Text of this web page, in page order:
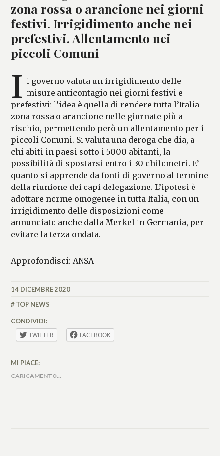
zona rossa o arancione nei giorni
festivi. Irrigidimento anche nei
prefestivi. Allentamento nei
piccoli Comuni
I l governo valuta un irrigidimento delle
misure anticontagio nei giorni festivi e
prefestivi: l’idea è quella di rendere tutta l’Italia
zona rossa o arancione nelle giornate più a
rischio, permettendo però un allentamento per i
piccoli Comuni. Si valuta una deroga che dia, a
chi abiti in paesi sotto i 5000 abitanti, la
possibilità di spostarsi entro i 30 chilometri. E’
quanto si apprende da fonti di governo al termine
della riunione dei capi delegazione. L’ipotesi è
adottare norme omogenee in tutta Italia, con un
irrigidimento delle disposizioni come
annunciato anche dalla Merkel in Germania, per
evitare la terza ondata.
Approfondisci: ANSA
MATTEO
14 DICEMBRE 2020
TOP NEWS
CONDIVIDI:
TWITTER FACEBOOK
MI PIACE:
CARICAMENTO...